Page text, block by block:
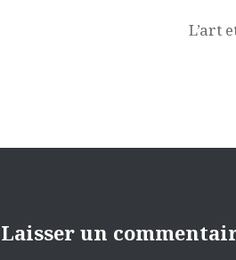
L’art
Laisser un